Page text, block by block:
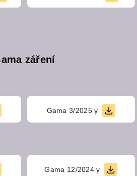
záření
Gama 3/2025 γ
Gama 12/2024 γ